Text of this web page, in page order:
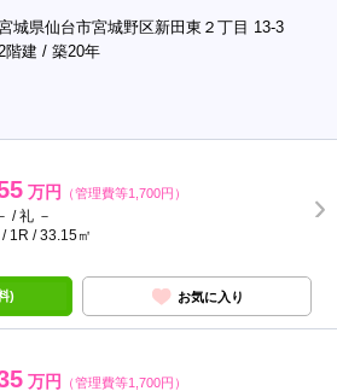
城県仙台市宮城野区新田東２丁目 13-3
階建 / 築20年
万円 （管理費等1,700円）
/ 礼 －
1R / 33.15㎡
) お気に入り
万円 （管理費等1,700円）